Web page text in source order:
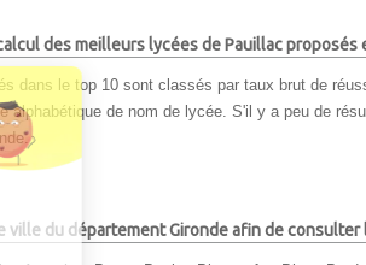
des meilleurs lycées de Pauillac proposés
dans le top 10 sont classés par taux brut de
alphabétique de nom de lycée. S'il y a peu de
ville du département Gironde afin de